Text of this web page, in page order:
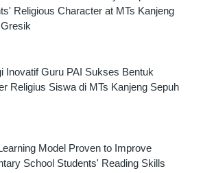
Religious Character at MTs Kanjeng
Inovatif Guru PAI Sukses Bentuk
Religius Siswa di MTs Kanjeng Sepuh
Model Proven to Improve
School Students' Reading Skills